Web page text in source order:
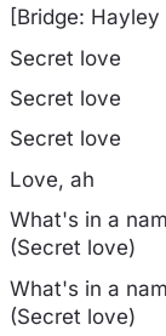
[Bridge: Hayley
Secret love
Secret love
Secret love
Love, ah
What's in a
(Secret love)
What's in a
(Secret love)